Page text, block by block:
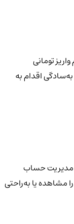
تومانی
اقدام به
مدیریت حساب
مشاهده یا به‌راحتی